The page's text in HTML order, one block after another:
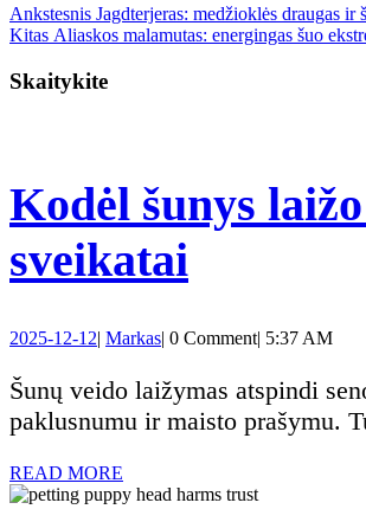
Navigacija
tarp
Ankstesnis Previous
post:
Jagdterjeras: medžioklės draugas ir
Kitas Next
Aliaskos malamutas: energingas šuo
Skaitykite
Kodėl šunys
sveikataiKodėl
laižo
veidą:
senovinis
2025-12-122025-
12
| MarkasMarkas
| 0 Comment| 5:37 AM
Šunų veido laižymas atspindi senovinį šunų instinktą, susijusį su jauniklių viliojimu ir socialine komunikacija. Tyrimai šį elgesį sieja su prisirišimu,
paklusnumu ir maisto prašymu.
READ MORE
MORE